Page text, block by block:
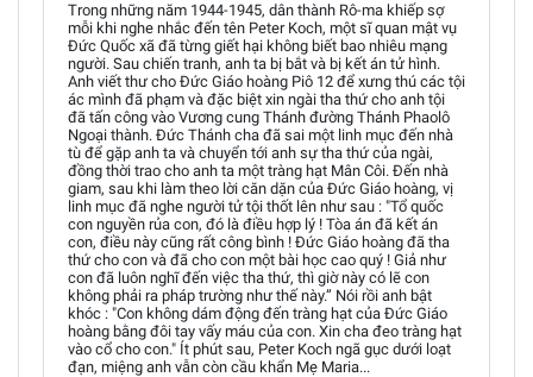
Trong những năm 1944-1945, dân thành Rô-ma khiếp sợ
mỗi khi nghe nhắc đến tên Peter Koch, một sĩ quan mật vụ
Ðức Quốc xã đã từng giết hại không biết bao nhiêu mạng
người. Sau chiến tranh, anh ta bị bắt và bị kết án tử hình.
Anh viết thư cho Ðức Giáo hoàng Piô 12 để xưng thú các tội
ác mình đã phạm và đặc biệt xin ngài tha thứ cho anh tội
đã tấn công vào Vương cung Thánh đường Thánh Phaolô
Ngoại thành. Ðức Thánh cha đã sai một linh mục đến nhà
tù để gặp anh ta và chuyển tới anh sự tha thứ của ngài,
đồng thời trao cho anh ta một tràng hạt Mân Côi. Ðến nhà
giam, sau khi làm theo lời căn dặn của Ðức Giáo hoàng, vị
linh mục đã nghe người tử tội thốt lên như sau : "Tổ quốc
con nguyền rủa con, đó là điều hợp lý ! Tòa án đã kết án
con, điều này cũng rất công bình ! Ðức Giáo hoàng đã tha
thứ cho con và đã cho con một bài học cao quý ! Giả như
con đã luôn nghĩ đến việc tha thứ, thì giờ này có lẽ con
không phải ra pháp trường như thế này.” Nói rồi anh bật
khóc : "Con không dám động đến tràng hạt của Ðức Giáo
hoàng bằng đôi tay vấy máu của con. Xin cha đeo tràng hạt
vào cổ cho con." Ít phút sau, Peter Koch ngã gục dưới loạt
đạn, miệng anh vẫn còn cầu khẩn Mẹ Maria...